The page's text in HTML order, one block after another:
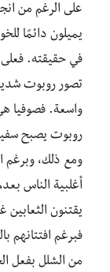
على الرغم من
يميلون دائمًا
في حقيقته.
واسعة. فصوفيا
روبوت يصبح
ومع ذلك، وبرغم
أغلبية الناس
يقتنون الثعابين
فبرغم افتتانهم
من الشلل بفعل